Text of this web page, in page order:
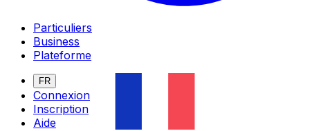
Particuliers
Business
Plateforme
FR
Connexion
Inscription
Aide